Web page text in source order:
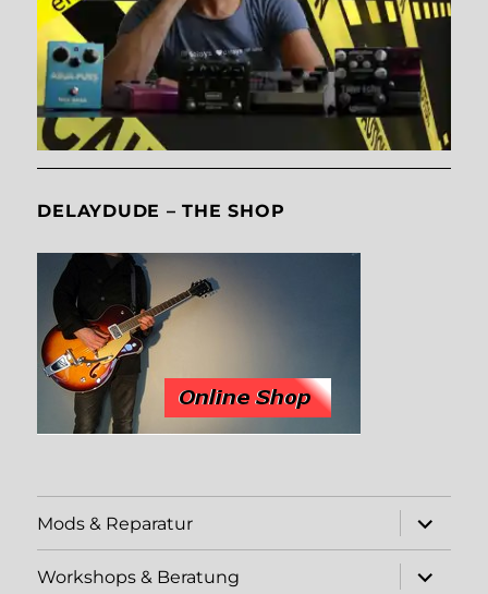
DELAYDUDE – THE SHOP
Mods & Reparatur
öffnen
Workshops & Beratung
öffnen